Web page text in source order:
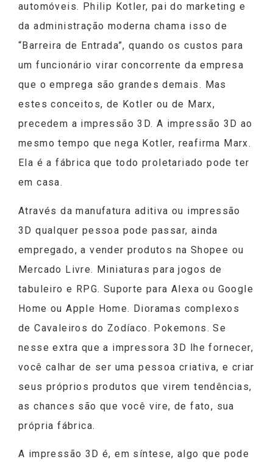
automóveis. Philip Kotler, pai do marketing e
da administração moderna chama isso de
“Barreira de Entrada”, quando os custos para
um funcionário virar concorrente da empresa
que o emprega são grandes demais. Mas
estes conceitos, de Kotler ou de Marx,
precedem a impressão 3D. A impressão 3D ao
mesmo tempo que nega Kotler, reafirma Marx.
Ela é a fábrica que todo proletariado pode ter
em casa.
Através da manufatura aditiva ou impressão
3D qualquer pessoa pode passar, ainda
empregado, a vender produtos na Shopee ou
Mercado Livre. Miniaturas para jogos de
tabuleiro e RPG. Suporte para Alexa ou Google
Home ou Apple Home. Dioramas complexos
de Cavaleiros do Zodíaco. Pokemons. Se
nesse extra que a impressora 3D lhe fornecer,
você calhar de ser uma pessoa criativa, e criar
seus próprios produtos que virem tendências,
as chances são que você vire, de fato, sua
própria fábrica.
A impressão 3D é, em síntese, algo que pode